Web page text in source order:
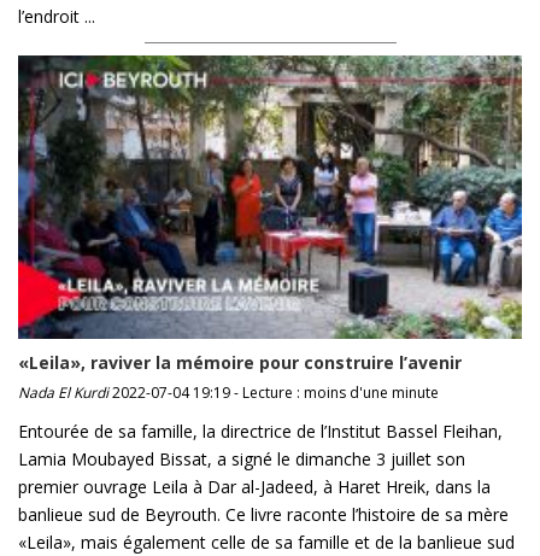
l’endroit ...
«Leila», raviver la mémoire pour construire l’avenir
Nada El Kurdi2022-07-04 19:19 - Lecture : moins d'une minute
Entourée de sa famille, la directrice de l’Institut Bassel Fleihan,
Lamia Moubayed Bissat, a signé le dimanche 3 juillet son
premier ouvrage Leila à Dar al-Jadeed, à Haret Hreik, dans la
banlieue sud de Beyrouth. Ce livre raconte l’histoire de sa mère
«Leila», mais également celle de sa famille et de la banlieue sud